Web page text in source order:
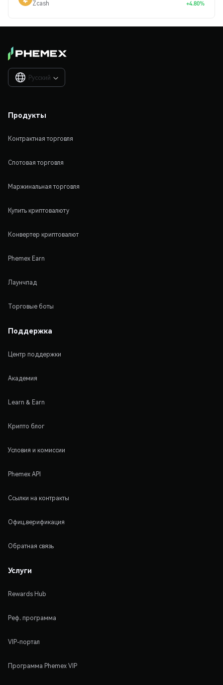
Zcash +4.80%
Русский 
Продукты
Контрактная торговля
Спотовая торговля
Маржинальная торговля
Купить криптовалюту
Конвертер криптовалют
Phemex Earn
Лаунчпад
Торговые боты
Поддержка
Центр поддержки
Академия
Learn & Earn
Крипто блог
Условия и комиссии
Phemex API
Ссылки на контракты
Офиц.верификация
Обратная связь
Услуги
Rewards Hub
Реф. программа
VIP-портал
Программа Phemex VIP